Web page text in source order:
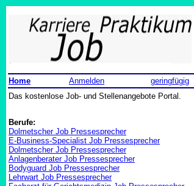
Home Anmelden geringfügig
Das kostenlose Job- und Stellenangebote Portal.
Berufe:
Dolmetscher Job Pressesprecher
E-Business-Specialist Job Pressesprecher
Dolmetscher Job Pressesprecher
Anlagenberater Job Pressesprecher
Bodyguard Job Pressesprecher
Lehrwart Job Pressesprecher